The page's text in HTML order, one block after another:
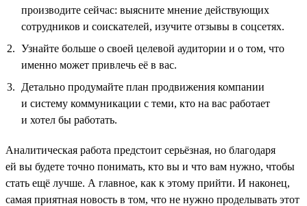
производите сейчас: выясните мнение действующих
сотрудников и соискателей, изучите отзывы в соцсетях.
Узнайте больше о своей целевой аудитории и о том, что
именно может привлечь её в вас.
Детально продумайте план продвижения компании
и систему коммуникации с теми, кто на вас работает
и хотел бы работать.
Аналитическая работа предстоит серьёзная, но благодаря
ей вы будете точно понимать, кто вы и что вам нужно, чтобы
стать ещё лучше. А главное, как к этому прийти. И наконец,
самая приятная новость в том, что не нужно проделывать этот